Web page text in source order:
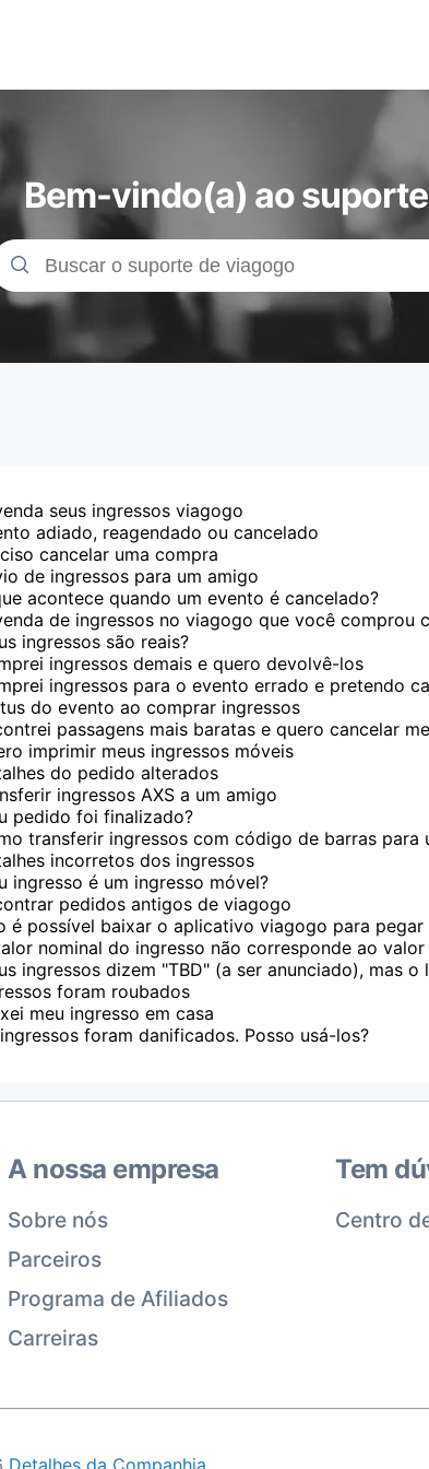
Bem-vindo(a) ao
seus ingressos viagogo
adiado, reagendado ou cancelado
cancelar uma compra
de ingressos para um amigo
acontece quando um evento é cancelado?
de ingressos no viagogo que você comprou
ingressos são reais?
ingressos demais e quero devolvê-los
ingressos para o evento errado e pretendo
do evento ao comprar ingressos
passagens mais baratas e quero cancelar
imprimir meus ingressos móveis
do pedido alterados
ingressos AXS a um amigo
pedido foi finalizado?
transferir ingressos com código de barras para
incorretos dos ingressos
ingresso é um ingresso móvel?
pedidos antigos de viagogo
é possível baixar o aplicativo viagogo para pegar
nominal do ingresso não corresponde ao valor
ingressos dizem "TBD" (a ser anunciado), mas
foram roubados
meu ingresso em casa
foram danificados. Posso usá-los?
A nossa empresa
Sobre nós
Parceiros
Programa de Afiliados
Carreiras
Tem
Centro